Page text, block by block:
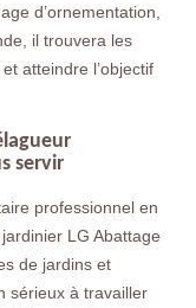
d’ornementation,
il trouvera les
atteindre l’objectif
servir
professionnel en
LG Abattage
de jardins et
sérieux à travailler